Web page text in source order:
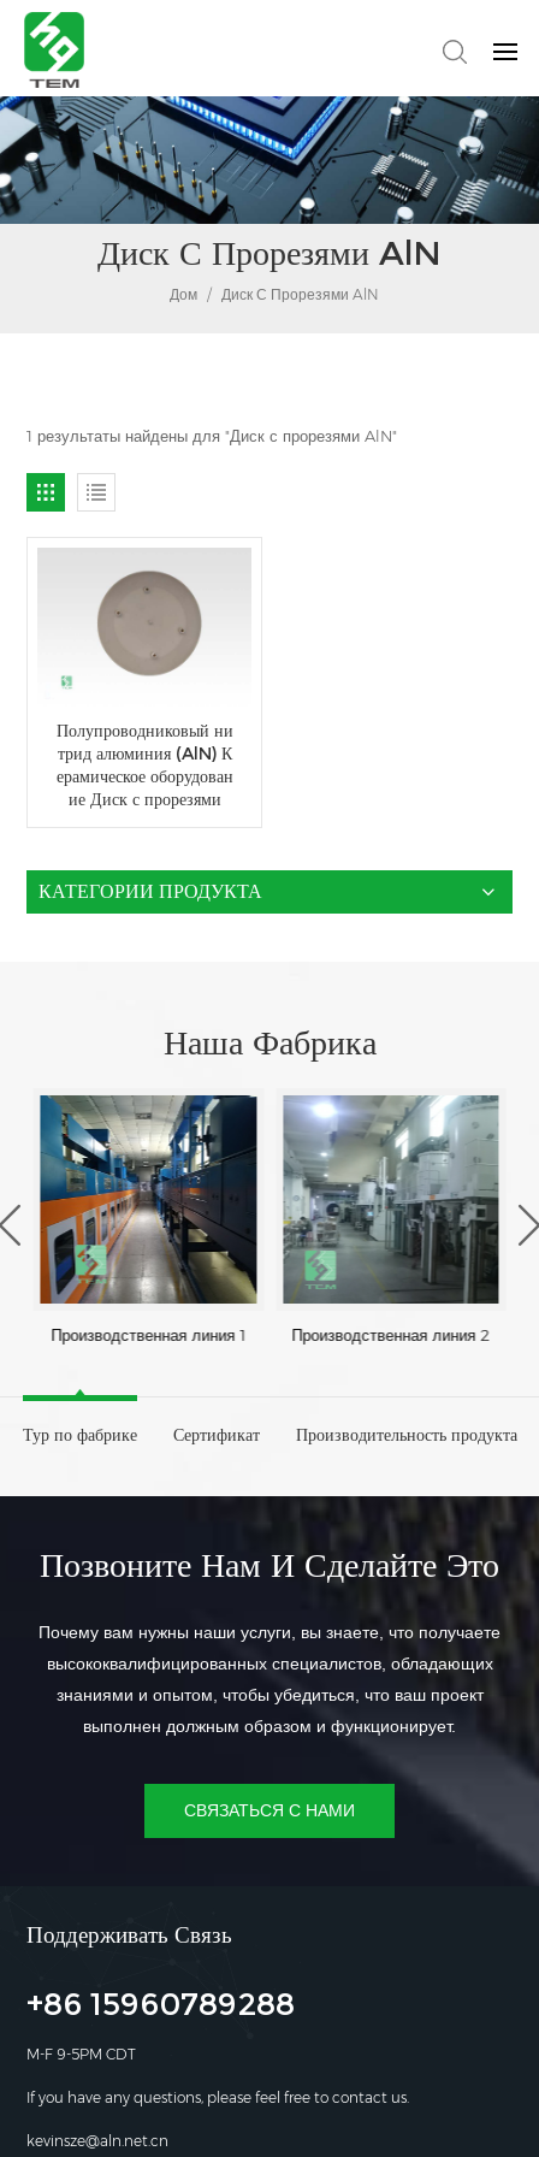
Диск С Прорезями AlN
Дом / Диск С Прорезями AlN
1 результаты найдены для "Диск с прорезями AlN"
Полупроводниковый ни
трид алюминия (AlN) К
ерамическое оборудован
ие Диск с прорезями
КАТЕГОРИИ ПРОДУКТА
Наша Фабрика
Производственная линия 1 Производственная линия 2
Тур по фабрике Сертификат Производительность продукта
Позвоните Нам И Сделайте Это
Почему вам нужны наши услуги, вы знаете, что получаете
высококвалифицированных специалистов, обладающих
знаниями и опытом, чтобы убедиться, что ваш проект
выполнен должным образом и функционирует.
СВЯЗАТЬСЯ С НАМИ
Поддерживать Связь
+86 15960789288
M-F 9-5PM CDT
If you have any questions, please feel free to contact us.
kevinsze@aln.net.cn